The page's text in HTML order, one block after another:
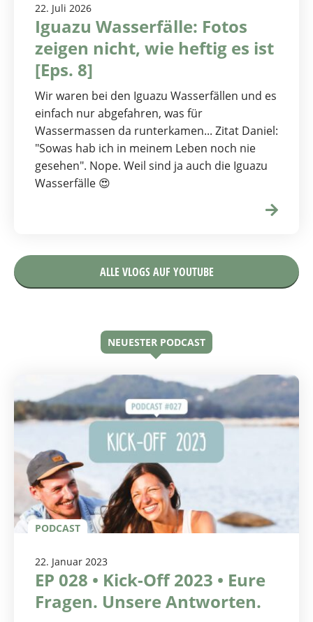
22. Juli 2026
Iguazu Wasserfälle: Fotos
zeigen nicht, wie heftig es ist
[Eps. 8]
Wir waren bei den Iguazu Wasserfällen und es
einfach nur abgefahren, was für
Wassermassen da runterkamen... Zitat Daniel:
"Sowas hab ich in meinem Leben noch nie
gesehen". Nope. Weil sind ja auch die Iguazu
Wasserfälle 😍
ALLE VLOGS AUF YOUTUBE
NEUESTER PODCAST
PODCAST
22. Januar 2023
EP 028 • Kick-Off 2023 • Eure
Fragen. Unsere Antworten.